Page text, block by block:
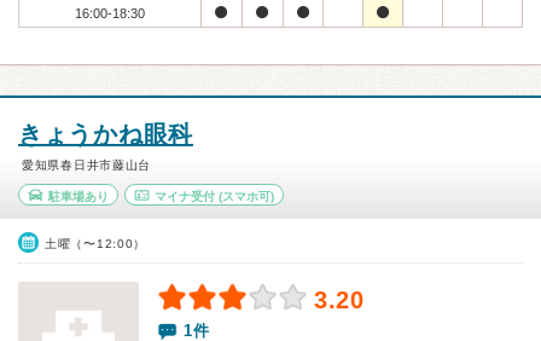
16:00-18:30
きょうかね眼科
愛知県春日井市藤山台
駐車場あり マイナ受付(スマホ可)
土曜（〜12:00）
3.20
1件